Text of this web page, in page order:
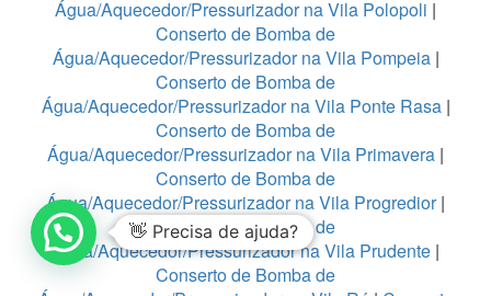
Água/Aquecedor/Pressurizador na Vila Polopoli |
Conserto de Bomba de
Água/Aquecedor/Pressurizador na Vila Pompeia|
Conserto de Bomba de
Água/Aquecedor/Pressurizador na Vila Ponte Rasa|
Conserto de Bomba de
Água/Aquecedor/Pressurizador na Vila Primavera |
Conserto de Bomba de
Água/Aquecedor/Pressurizador na Vila Progredior|
Conserto de Bomba de
Água/Aquecedor/Pressurizador na Vila Prudente |
Conserto de Bomba de
👋 Precisa de ajuda?